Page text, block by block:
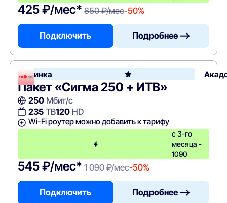
425 ₽/мес* 850 ₽/мес-50%
Подключить Подробнее —>
Новинка
Пакет «Сигма 250 + ИТВ»
250Мбит/с
235ТВ120HD
Wi-Fi роутер можно добавить к тарифу
с 3-го
месяца -
1090
545 ₽/мес* 1 090 ₽/мес-50%
Подключить Подробнее —>